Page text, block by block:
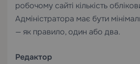
робочому сайті кількість
Адміністратора має бути
— як правило, один або два.
Редактор